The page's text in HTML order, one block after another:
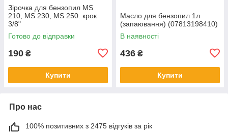
Зірочка для бензопил MS
210, MS 230, MS 250. крок
3/8"
Готово до відправки
190 ₴
Купити
Масло для бензопил 1л
(запаювання) (07813198410)
В наявності
436 ₴
Купити
Про нас
100% позитивних з 2475 відгуків за рік